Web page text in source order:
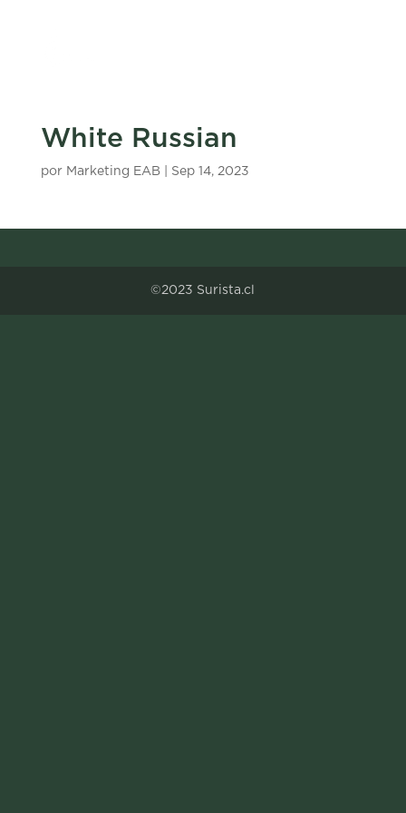
White Russian
por Marketing EAB| Sep 14, 2023
©2023 Surista.cl